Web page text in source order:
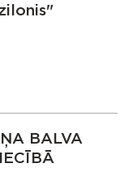
BALVA